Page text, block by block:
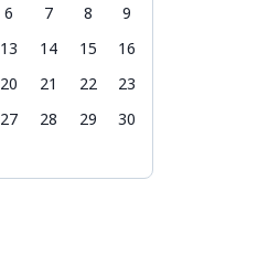
6 7 8
9
13 14 15
16
20 21 22
23
27 28 29
30